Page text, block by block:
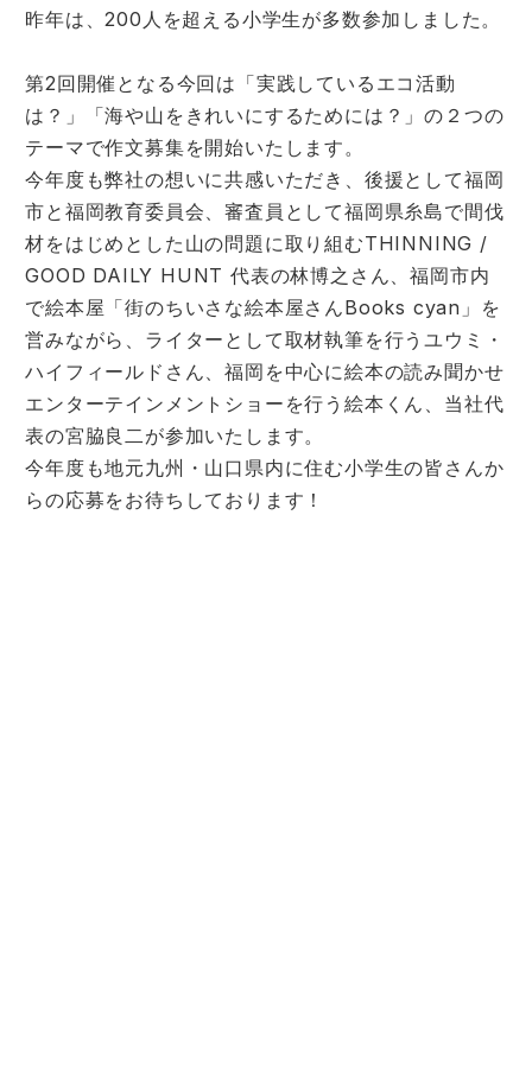
昨年は、200人を超える小学生が多数参加しました。
第2回開催となる今回は「実践しているエコ活動
は？」「海や山をきれいにするためには？」の２つの
テーマで作文募集を開始いたします。
今年度も弊社の想いに共感いただき、後援として福岡
市と福岡教育委員会、審査員として福岡県糸島で間伐
材をはじめとした山の問題に取り組むTHINNING /
GOOD DAILY HUNT 代表の林博之さん、福岡市内
で絵本屋「街のちいさな絵本屋さんBooks cyan」を
営みながら、ライターとして取材執筆を行うユウミ・
ハイフィールドさん、福岡を中心に絵本の読み聞かせ
エンターテインメントショーを行う絵本くん、当社代
表の宮脇良二が参加いたします。
今年度も地元九州・山口県内に住む小学生の皆さんか
らの応募をお待ちしております！